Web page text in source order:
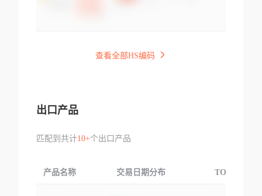
查看全部HS编码
出口产品
匹配到共计10+个出口产品
产品名称 交易日期分布 TOP3交易国